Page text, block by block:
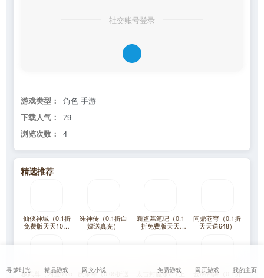
社交账号登录
游戏类型：
角色 手游
下载人气：
79
浏览次数：
4
精选推荐
仙侠神域（0.1折
免费版天天10万
诛神传（0.1折白
嫖送真充）
新盗墓笔记（0.1
折免费版天天
问鼎苍穹（0.1折
天天送648）
极武尊（内置0.05
庆余年（0.05折送
太古封魔录2（上
云墨剑舞（0.1折
寻梦时光 精品游戏 网文小说 免费游戏 网页游戏 我的主页